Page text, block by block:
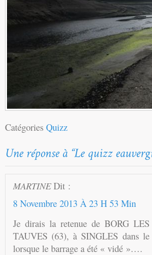
Catégories Quizz
MARTINE Dit :
8 Novembre 2013 À 23 H 53 Min
Je dirais la retenue de BORG
TAUVES (63), à SINGLES dans
lorsque le barrage a été « vidé »….